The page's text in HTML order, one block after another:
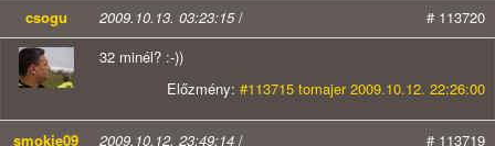
csogu 2009.10.13. 03:23:15/
# 113720
32 minél? :-))
Előzmény: #113715 tomajer 2009.10.12. 22:26:00
smokie09 2009.10.12. 23:49:14 / # 113719